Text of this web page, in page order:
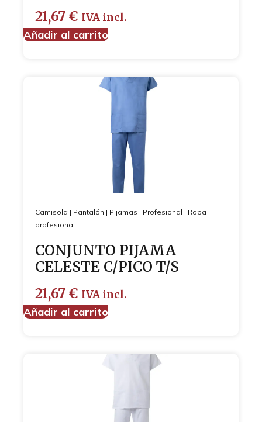
21,67 € IVA incl.
Añadir al carrito
Camisola | Pantalón | Pijamas | Profesional | Ropa
profesional
CONJUNTO PIJAMA
CELESTE C/PICO T/S
21,67 € IVA incl.
Añadir al carrito